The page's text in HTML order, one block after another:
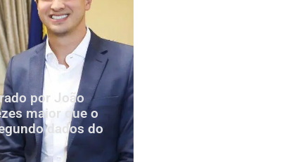
por João
maior que o
dados do